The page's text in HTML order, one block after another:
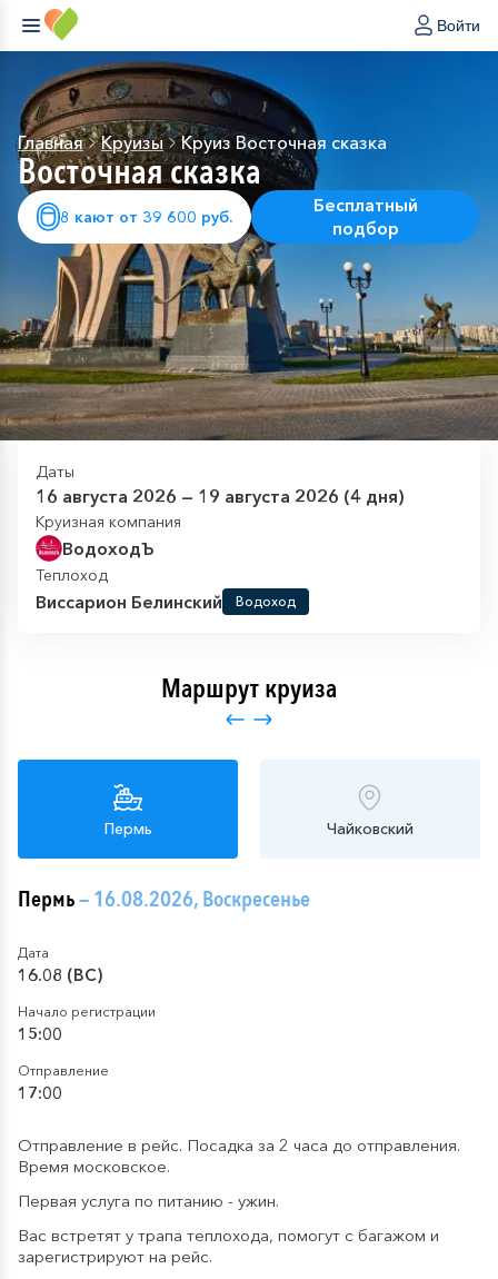
Войти
Главная Круизы Круиз Восточная сказка
Восточная сказка
8 кают от 39 600 руб.
Бесплатный
подбор
Даты
16 августа 2026 — 19 августа 2026 (4 дня)
Круизная компания
ВодоходЪ
Теплоход
Виссарион Белинский Водоход
Маршрут круиза
Пермь Чайковский
Пермь— 16.08.2026, Воскресенье
Дата
16.08 (ВС)
Начало регистрации
15:00
Отправление
17:00
Отправление в рейс. Посадка за 2 часа до отправления.
Время московское.
Первая услуга по питанию - ужин.
Вас встретят у трапа теплохода, помогут с багажом и
зарегистрируют на рейс.